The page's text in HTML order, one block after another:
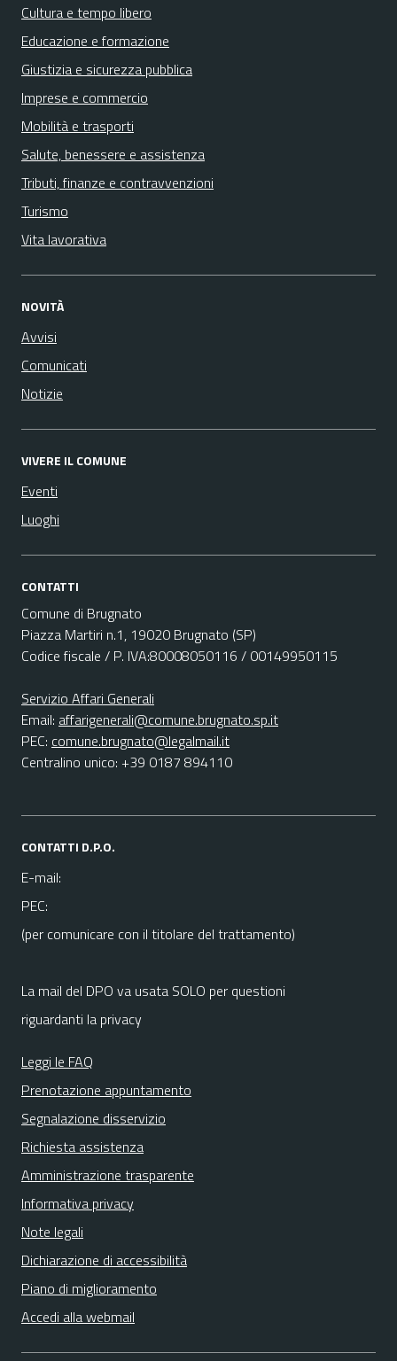
Cultura e tempo libero
Educazione e formazione
Giustizia e sicurezza pubblica
Imprese e commercio
Mobilità e trasporti
Salute, benessere e assistenza
Tributi, finanze e contravvenzioni
Turismo
Vita lavorativa
NOVITÀ
Avvisi
Comunicati
Notizie
VIVERE IL COMUNE
Eventi
Luoghi
CONTATTI
Comune di Brugnato
Piazza Martiri n.1, 19020 Brugnato (SP)
Codice fiscale / P. IVA:80008050116 / 00149950115
Servizio Affari Generali
Email: affarigenerali@comune.brugnato.sp.it
PEC: comune.brugnato@legalmail.it
Centralino unico: +39 0187 894110
CONTATTI D.P.O.
E-mail:
PEC:
(per comunicare con il titolare del trattamento)
La mail del DPO va usata SOLO per questioni
riguardanti la privacy
Leggi le FAQ
Prenotazione appuntamento
Segnalazione disservizio
Richiesta assistenza
Amministrazione trasparente
Informativa privacy
Note legali
Dichiarazione di accessibilità
Piano di miglioramento
Accedi alla webmail